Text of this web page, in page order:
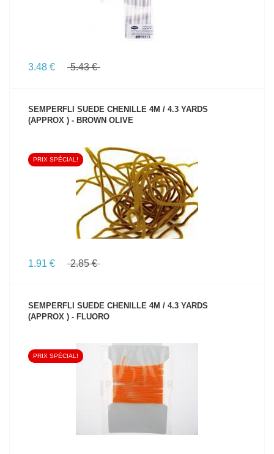
3.48 € 5.43 €
SEMPERFLI SUEDE CHENILLE 4M / 4.3 YARDS
(APPROX ) - BROWN OLIVE
VOIR LE PRODUIT
PRIX SPÉCIAL!
1.91 € 2.85 €
SEMPERFLI SUEDE CHENILLE 4M / 4.3 YARDS
(APPROX ) - FLUORO
VOIR LE PRODUIT
PRIX SPÉCIAL!